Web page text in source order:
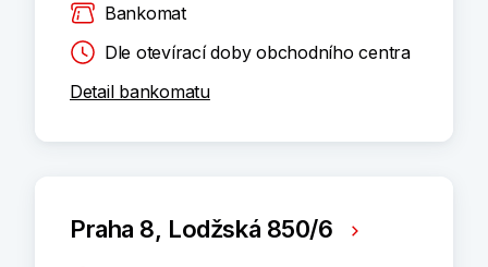
Bankomat
Dle otevírací doby obchodního centra
Detail bankomatu
Praha 8, Lodžská 850/6